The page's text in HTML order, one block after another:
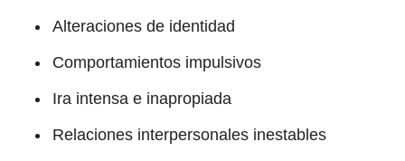
Alteraciones de identidad
Comportamientos impulsivos
Ira intensa e inapropiada
Relaciones interpersonales inestables